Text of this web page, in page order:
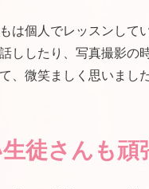
は個人でレッスンして
ししたり、写真撮影の
、微笑ましく思いました
徒さんも頑